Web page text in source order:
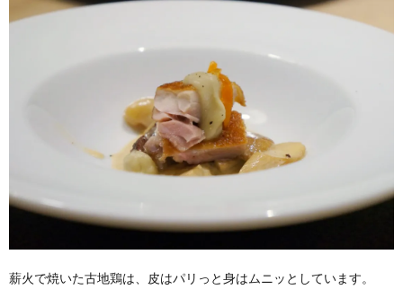
薪火で焼いた古地鶏は、皮はパリっと身はムニッとしています。